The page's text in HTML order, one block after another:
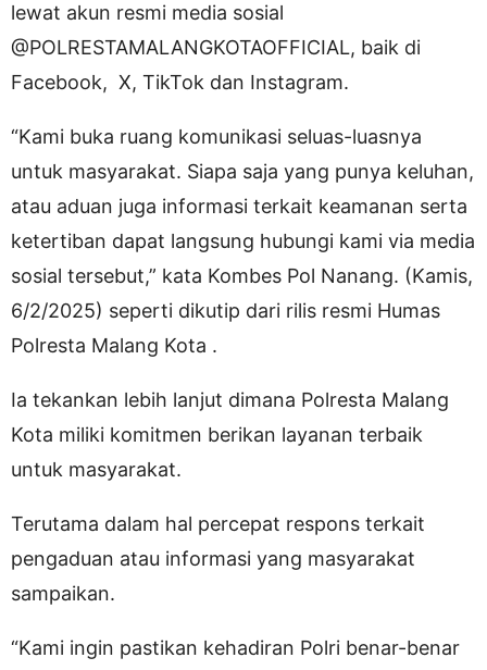
lewat akun resmi media sosial
@POLRESTAMALANGKOTAOFFICIAL, baik di
Facebook, X, TikTok dan Instagram.
“Kami buka ruang komunikasi seluas-luasnya
untuk masyarakat. Siapa saja yang punya keluhan,
atau aduan juga informasi terkait keamanan serta
ketertiban dapat langsung hubungi kami via media
sosial tersebut,” kata Kombes Pol Nanang. (Kamis,
6/2/2025) seperti dikutip dari rilis resmi Humas
Polresta Malang Kota .
Ia tekankan lebih lanjut dimana Polresta Malang
Kota miliki komitmen berikan layanan terbaik
untuk masyarakat.
Terutama dalam hal percepat respons terkait
pengaduan atau informasi yang masyarakat
sampaikan.
“Kami ingin pastikan kehadiran Polri benar-benar